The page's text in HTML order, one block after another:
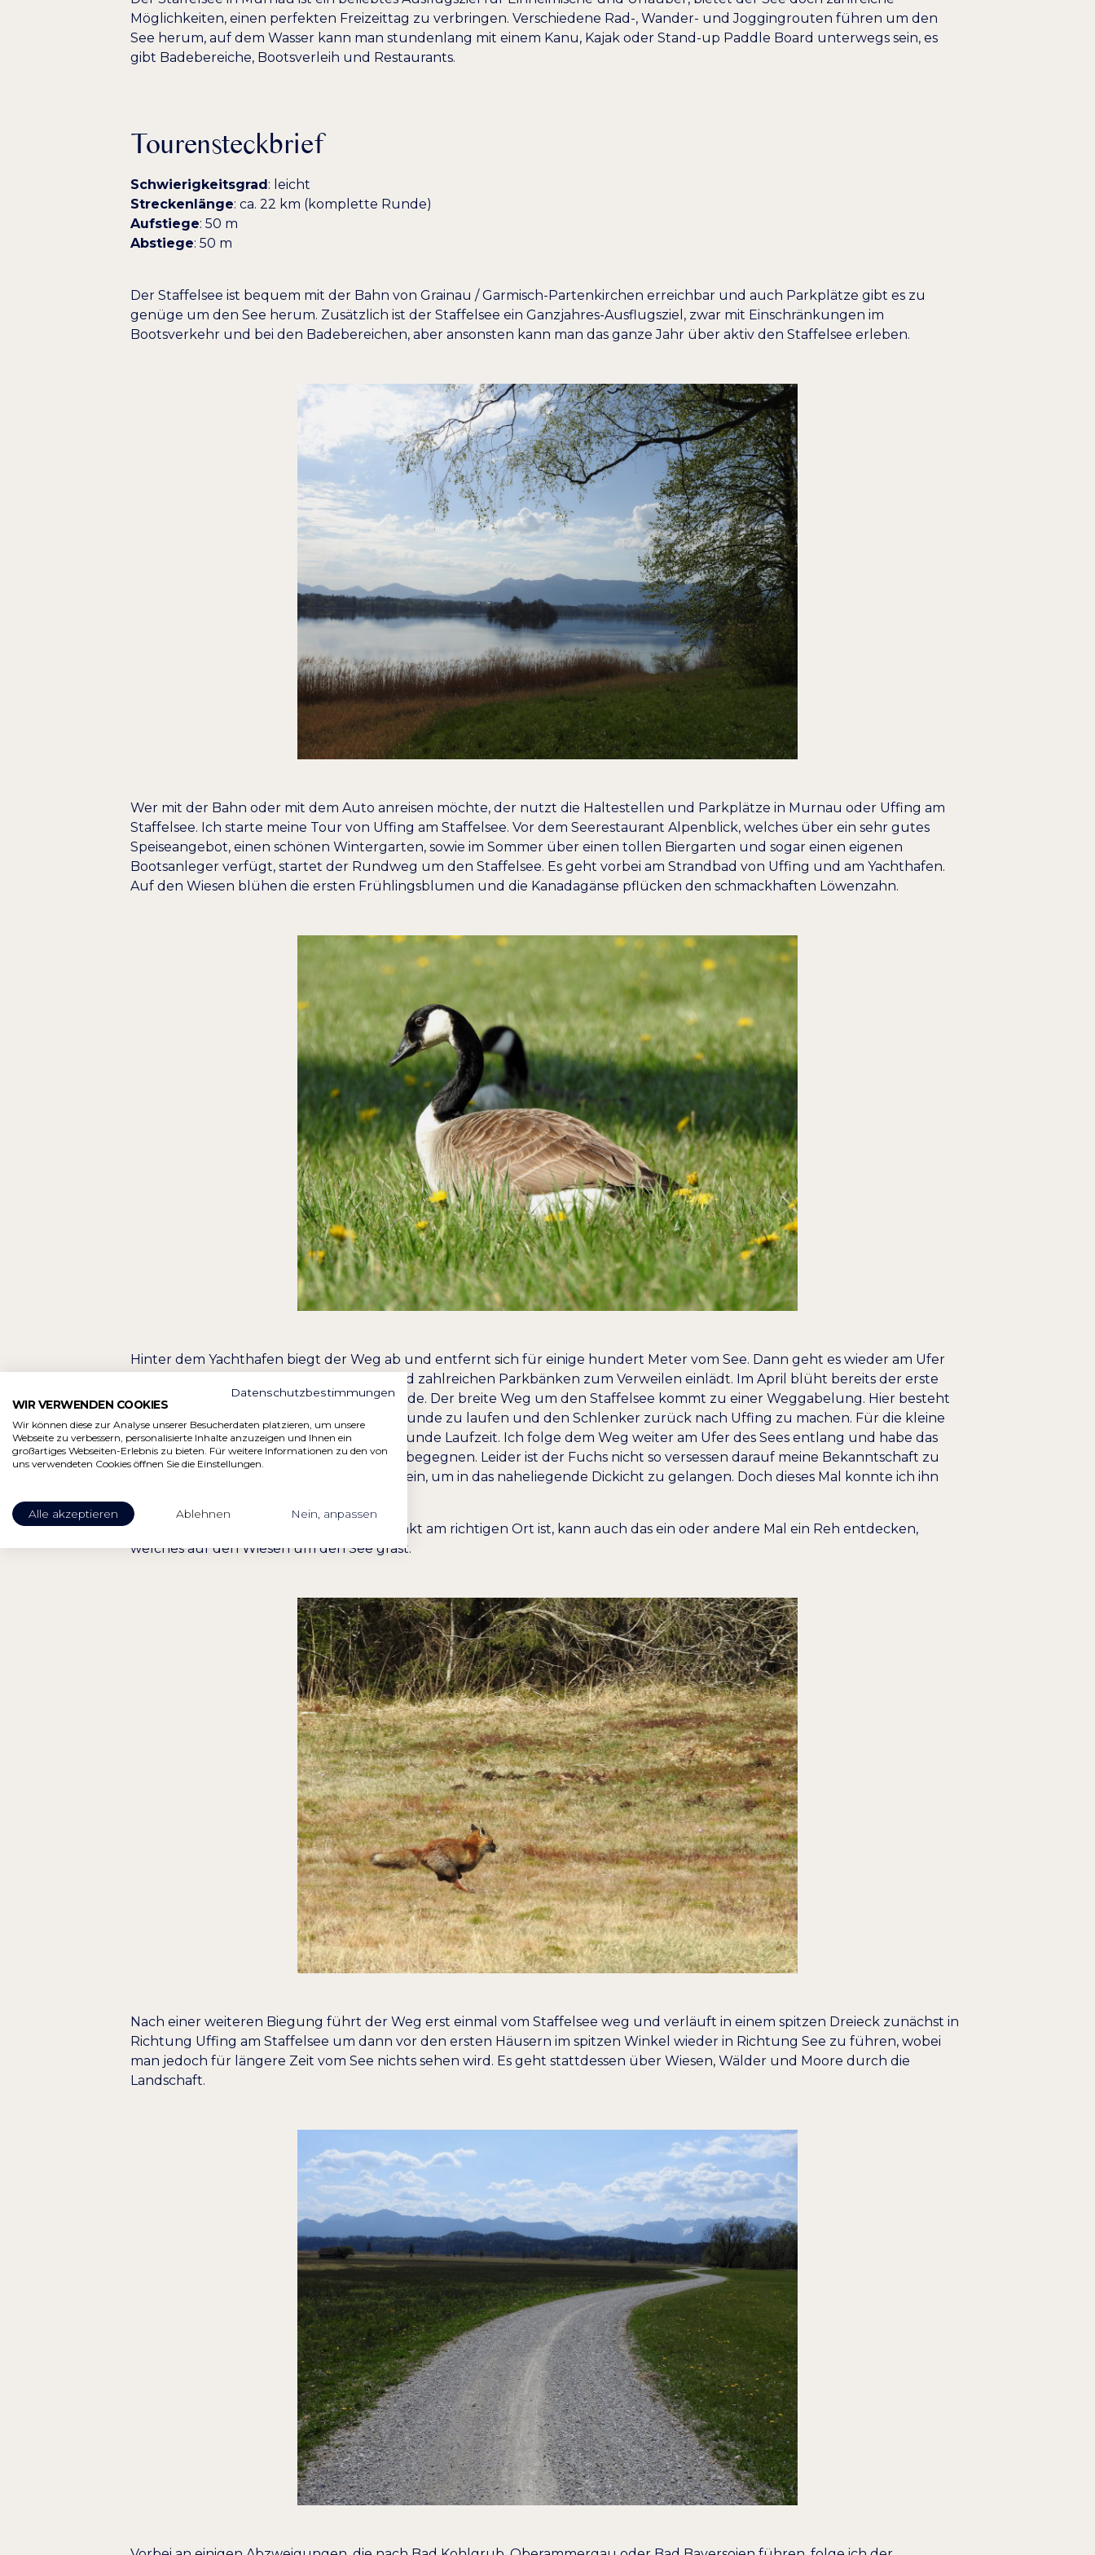
Möglichkeiten, einen perfekten Freizeittag zu verbringen. Verschiedene Rad-, Wander- und Joggingrouten führen um den
See herum, auf dem Wasser kann man stundenlang mit einem Kanu, Kajak oder Stand-up Paddle Board unterwegs sein, es
gibt Badebereiche, Bootsverleih und Restaurants.
Tourensteckbrief
Schwierigkeitsgrad: leicht
Streckenlänge: ca. 22 km (komplette Runde)
Aufstiege: 50 m
Abstiege: 50 m
Der Staffelsee ist bequem mit der Bahn von Grainau / Garmisch-Partenkirchen erreichbar und auch Parkplätze gibt es zu
genüge um den See herum. Zusätzlich ist der Staffelsee ein Ganzjahres-Ausflugsziel, zwar mit Einschränkungen im
Bootsverkehr und bei den Badebereichen, aber ansonsten kann man das ganze Jahr über aktiv den Staffelsee erleben.
Wer mit der Bahn oder mit dem Auto anreisen möchte, der nutzt die Haltestellen und Parkplätze in Murnau oder Uffing am
Staffelsee. Ich starte meine Tour von Uffing am Staffelsee. Vor dem Seerestaurant Alpenblick, welches über ein sehr gutes
Speiseangebot, einen schönen Wintergarten, sowie im Sommer über einen tollen Biergarten und sogar einen eigenen
Bootsanleger verfügt, startet der Rundweg um den Staffelsee. Es geht vorbei am Strandbad von Uffing und am Yachthafen.
Auf den Wiesen blühen die ersten Frühlingsblumen und die Kanadagänse pflücken den schmackhaften Löwenzahn.
Hinter dem Yachthafen biegt der Weg ab und entfernt sich für einige hundert Meter vom See. Dann geht es wieder am Ufer
entlang, das mit seinen großen Wiesen und zahlreichen Parkbänken zum Verweilen einlädt. Im April blüht bereits der erste
stängellose Enzian, eine wahre Augenfreude. Der breite Weg um den Staffelsee kommt zu einer Weggabelung. Hier besteht
die Möglichkeit nur die kleine Staffelsee-Runde zu laufen und den Schlenker zurück nach Uffing zu machen. Für die kleine
Staffelseerunde benötigt man in etwa 1 Stunde Laufzeit. Ich folge dem Weg weiter am Ufer des Sees entlang und habe das
Glück am frühen Morgen einen Fuchs zu begegnen. Leider ist der Fuchs nicht so versessen darauf meine Bekanntschaft zu
machen und legt einen ziemlichen Sprint ein, um in das naheliegende Dickicht zu gelangen. Doch dieses Mal konnte ich ihn
Wer Glück hat und zum richtigen Zeitpunkt am richtigen Ort ist, kann auch das ein oder andere Mal ein Reh entdecken,
welches auf den Wiesen um den See grast.
Nach einer weiteren Biegung führt der Weg erst einmal vom Staffelsee weg und verläuft in einem spitzen Dreieck zunächst in
Richtung Uffing am Staffelsee um dann vor den ersten Häusern im spitzen Winkel wieder in Richtung See zu führen, wobei
man jedoch für längere Zeit vom See nichts sehen wird. Es geht stattdessen über Wiesen, Wälder und Moore durch die
Landschaft.
Datenschutzbestimmungen
WIR VERWENDEN COOKIES
Wir können diese zur Analyse unserer Besucherdaten platzieren, um unsere
Webseite zu verbessern, personalisierte Inhalte anzuzeigen und Ihnen ein
großartiges Webseiten-Erlebnis zu bieten. Für weitere Informationen zu den von
uns verwendeten Cookies öffnen Sie die Einstellungen.
Alle akzeptieren Ablehnen Nein, anpassen